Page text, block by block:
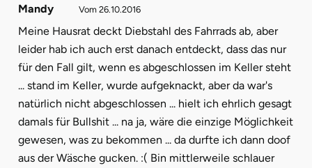
Mandy Vom 26.10.2016
Meine Hausrat deckt Diebstahl des Fahrrads ab, aber
leider hab ich auch erst danach entdeckt, dass das nur
für den Fall gilt, wenn es abgeschlossen im Keller steht
... stand im Keller, wurde aufgeknackt, aber da war's
natürlich nicht abgeschlossen ... hielt ich ehrlich gesagt
damals für Bullshit ... na ja, wäre die einzige Möglichkeit
gewesen, was zu bekommen ... da durfte ich dann doof
aus der Wäsche gucken. :( Bin mittlerweile schlauer